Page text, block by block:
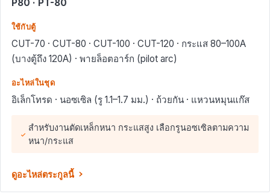
P80 · PT-80
ใช้กับตู้
CUT-70 · CUT-80 · CUT-100 · CUT-120 · กระแส 80–100A
(บางตู้ถึง 120A) · พายล็อตอาร์ก (pilot arc)
อะไหล่ในชุด
อิเล็กโทรด · นอซเซิล (รู 1.1–1.7 มม.) · ถ้วยกัน · แหวนหมุนแก๊ส
สำหรับงานตัดเหล็กหนา กระแสสูง เลือกรูนอซเซิลตามความ
หนา/กระแส
ดูอะไหล่ตระกูลนี้